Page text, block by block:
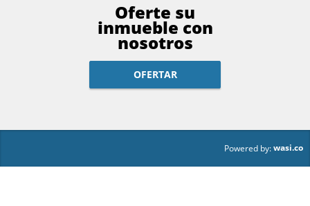
Oferte su
inmueble con
nosotros
OFERTAR
Powered by:wasi.co